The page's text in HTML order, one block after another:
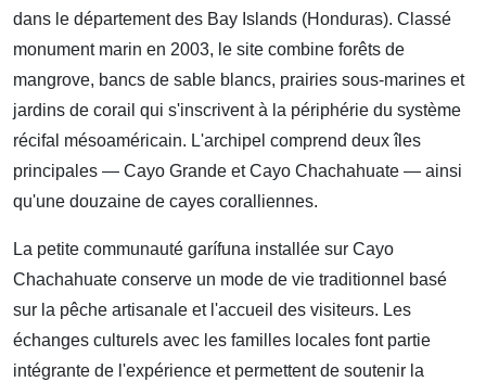
dans le département des Bay Islands (Honduras). Classé
monument marin en 2003, le site combine forêts de
mangrove, bancs de sable blancs, prairies sous-marines et
jardins de corail qui s'inscrivent à la périphérie du système
récifal mésoaméricain. L'archipel comprend deux îles
principales — Cayo Grande et Cayo Chachahuate — ainsi
qu'une douzaine de cayes coralliennes.
La petite communauté garífuna installée sur Cayo
Chachahuate conserve un mode de vie traditionnel basé
sur la pêche artisanale et l'accueil des visiteurs. Les
échanges culturels avec les familles locales font partie
intégrante de l'expérience et permettent de soutenir la